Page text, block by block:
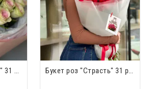
Букет роз "Розовый" 31 роза Букет роз "Страсть" 31 роза